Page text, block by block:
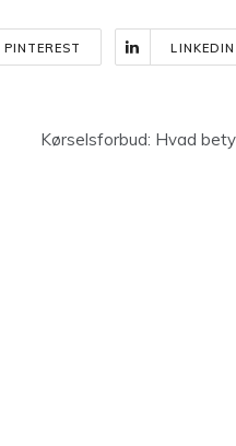
PINTEREST LINKEDIN
Kørselsforbud: Hvad